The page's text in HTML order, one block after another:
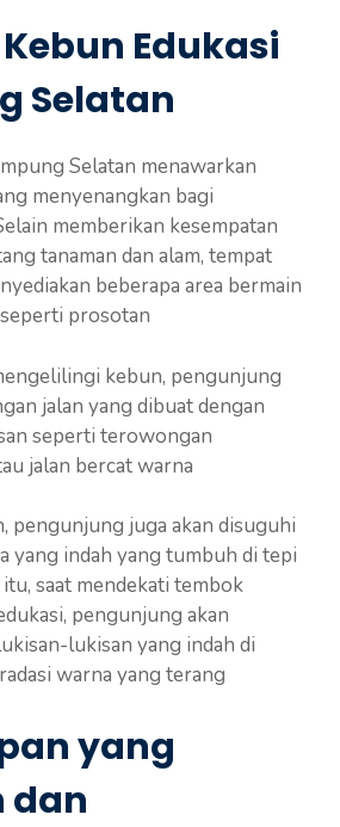
Edukasi
Selatan
Selatan menawarkan
menyenangkan bagi
memberikan kesempatan
tanaman dan alam, tempat
beberapa area bermain
prosotan
kebun, pengunjung
jalan yang dibuat dengan
seperti terowongan
jalan bercat warna
pengunjung juga akan disuguhi
yang indah yang tumbuh di tepi
saat mendekati tembok
pengunjung akan
lukisan yang indah di
warna yang terang
yang
dan